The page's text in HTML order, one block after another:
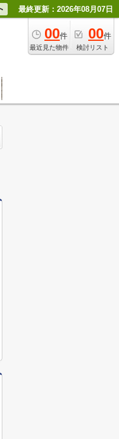
最終更新：2026年08月07日
00件
最近見た物件
00件
検討リスト